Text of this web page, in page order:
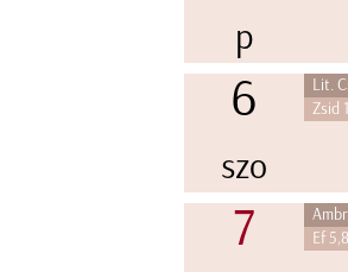
p
6
szo
Lit.
Zsid
7
Ef